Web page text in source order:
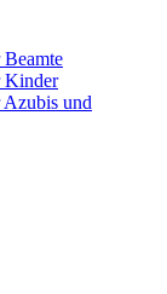
Kinder
und